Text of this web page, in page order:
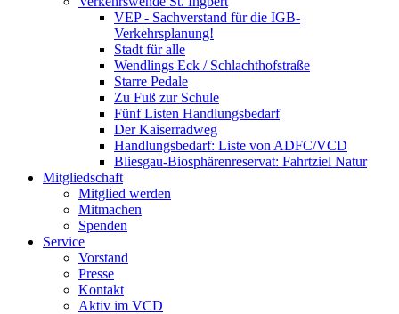
VEP - Sachverstand für die IGB-
Verkehrsplanung!
Stadt für alle
Wendlings Eck / Schlachthofstraße
Starre Pedale
Zu Fuß zur Schule
Fünf Listen Handlungsbedarf
Der Kaiserradweg
Handlungsbedarf: Liste von ADFC/VCD
Bliesgau-Biosphärenreservat: Fahrtziel Natur
Mitgliedschaft
Mitglied werden
Mitmachen
Spenden
Service
Vorstand
Presse
Kontakt
Aktiv im VCD